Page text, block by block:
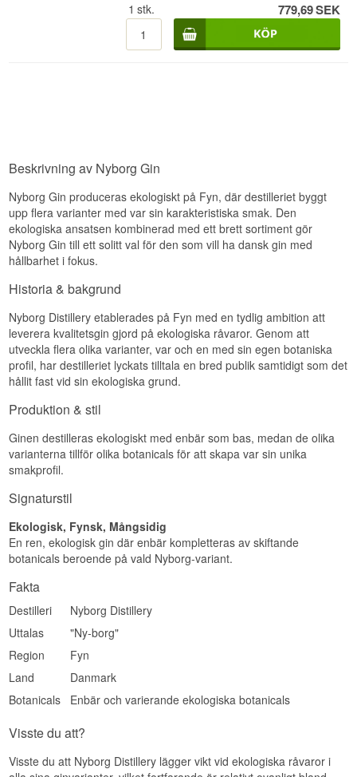
1 stk. 779,69SEK
Beskrivning av Nyborg Gin
Nyborg Gin produceras ekologiskt på Fyn, där destilleriet byggt
upp flera varianter med var sin karakteristiska smak. Den
ekologiska ansatsen kombinerad med ett brett sortiment gör
Nyborg Gin till ett solitt val för den som vill ha dansk gin med
hållbarhet i fokus.
Historia & bakgrund
Nyborg Distillery etablerades på Fyn med en tydlig ambition att
leverera kvalitetsgin gjord på ekologiska råvaror. Genom att
utveckla flera olika varianter, var och en med sin egen botaniska
profil, har destilleriet lyckats tilltala en bred publik samtidigt som det
hållit fast vid sin ekologiska grund.
Produktion & stil
Ginen destilleras ekologiskt med enbär som bas, medan de olika
varianterna tillför olika botanicals för att skapa var sin unika
smakprofil.
Signaturstil
Ekologisk, Fynsk, Mångsidig
En ren, ekologisk gin där enbär kompletteras av skiftande
botanicals beroende på vald Nyborg-variant.
Fakta
Destilleri
Nyborg Distillery
Uttalas
"Ny-borg"
Region
Fyn
Land
Danmark
Botanicals
Enbär och varierande ekologiska botanicals
Visste du att?
Visste du att Nyborg Distillery lägger vikt vid ekologiska råvaror i